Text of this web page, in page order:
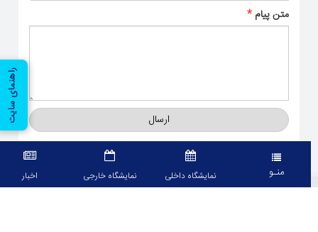
راهنمای سایت
متن پیام *
ارسال
منـو نمایشگاه داخلی نمایشگاه خارجی اخبار